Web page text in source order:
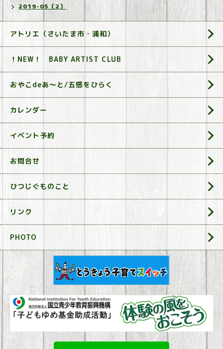
2019-05（2）
アトリエ（さいたま市・浦和）
！NEW！ BABY ARTIST CLUB
おやこdeあ～と/五感をひらく
カレンダー
イベント予約
お問合せ
ひつじぐものこと
リンク
PHOTO